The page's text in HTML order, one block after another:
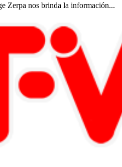
Zerpa nos brinda la información...